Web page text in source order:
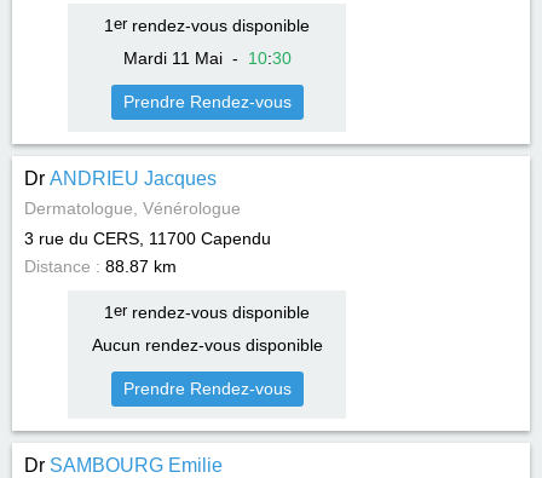
1 errendez-vous disponible
Mardi 11 Mai- 10:30
Prendre Rendez-vous
Dr ANDRIEU Jacques
Dermatologue, Vénérologue
3 rue du CERS, 11700 Capendu
Distance : 88.87 km
1 errendez-vous disponible
Aucun rendez-vous disponible
Prendre Rendez-vous
Dr SAMBOURG Emilie